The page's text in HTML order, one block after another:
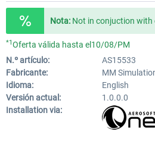
Nota: Not in conjuction
*1Oferta válida hasta el10/08/PM
N.º artículo:
AS15533
Fabricante:
MM
Idioma:
English
Versión actual:
1.0.0.0
Installation via: